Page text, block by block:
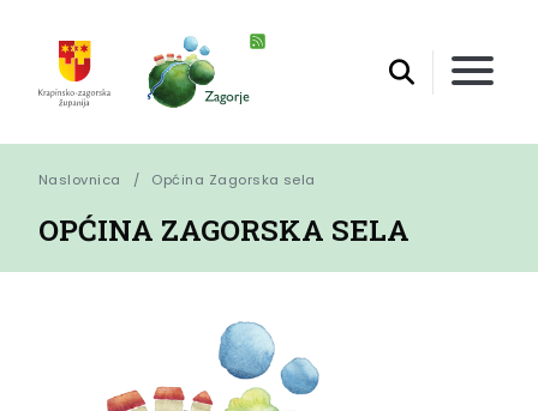
Naslovnica Općina Zagorska sela
OPĆINA ZAGORSKA SELA